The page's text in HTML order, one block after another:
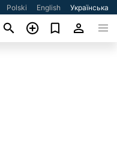
Polski English Українська